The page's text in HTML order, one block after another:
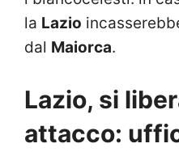
la Lazio
dal Maiorca.
Lazio, si
attacco: